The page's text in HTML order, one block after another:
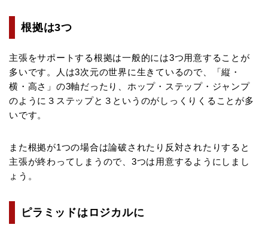
根拠は3つ
主張をサポートする根拠は一般的には3つ用意することが
多いです。人は3次元の世界に生きているので、「縦・
横・高さ」の3軸だったり、ホップ・ステップ・ジャンプ
のように３ステップと３というのがしっくりくることが多
いです。
また根拠が1つの場合は論破されたり反対されたりすると
主張が終わってしまうので、3つは用意するようにしまし
ょう。
ピラミッドはロジカルに